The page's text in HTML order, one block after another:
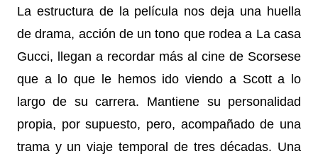
La estructura de la película nos deja una huella
de drama, acción de un tono que rodea a La casa
Gucci, llegan a recordar más al cine de Scorsese
que a lo que le hemos ido viendo a Scott a lo
largo de su carrera. Mantiene su personalidad
propia, por supuesto, pero, acompañado de una
trama y un viaje temporal de tres décadas. Una